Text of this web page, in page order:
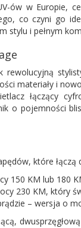
ów w Europie,
co czyni go
stylu i pełnym
materiały i
łączący
o pojemności
które
150 KM lub 180
230 KM, który
– wersja o